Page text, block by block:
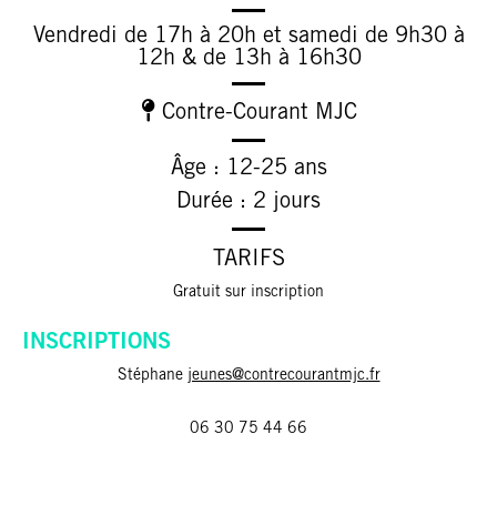
Vendredi de 17h à 20h et samedi de 9h30 à
12h & de 13h à 16h30
Contre-Courant MJC
Âge : 12-25 ans
Durée : 2 jours
TARIFS
Gratuit sur inscription
INSCRIPTIONS
Stéphane jeunes@contrecourantmjc.fr
06 30 75 44 66